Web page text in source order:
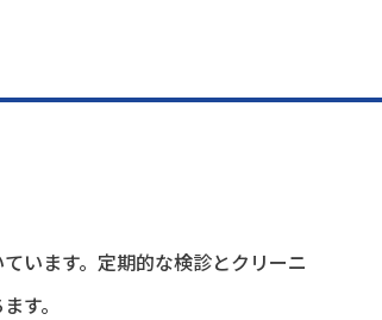
います。定期的な検診とクリーニ
す。